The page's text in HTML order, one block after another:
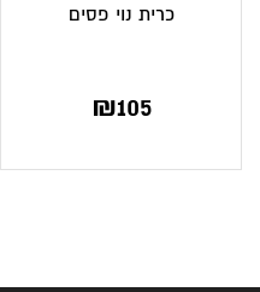
כרית נוי פסים
₪105